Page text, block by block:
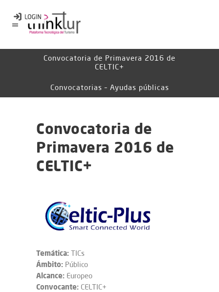
Convocatoria de Primavera 2016 de
CELTIC+
Convocatorias – Ayudas públicas
Convocatoria de
Primavera 2016 de
CELTIC+
Temática: TICs
Ámbito: Público
Alcance: Europeo
Convocante: CELTIC+